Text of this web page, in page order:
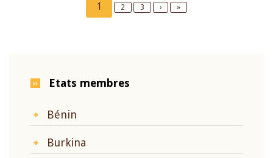
Current
page
1 Page
2 Page
3
Next
›
Last
»
Etats membres
Bénin
Burkina